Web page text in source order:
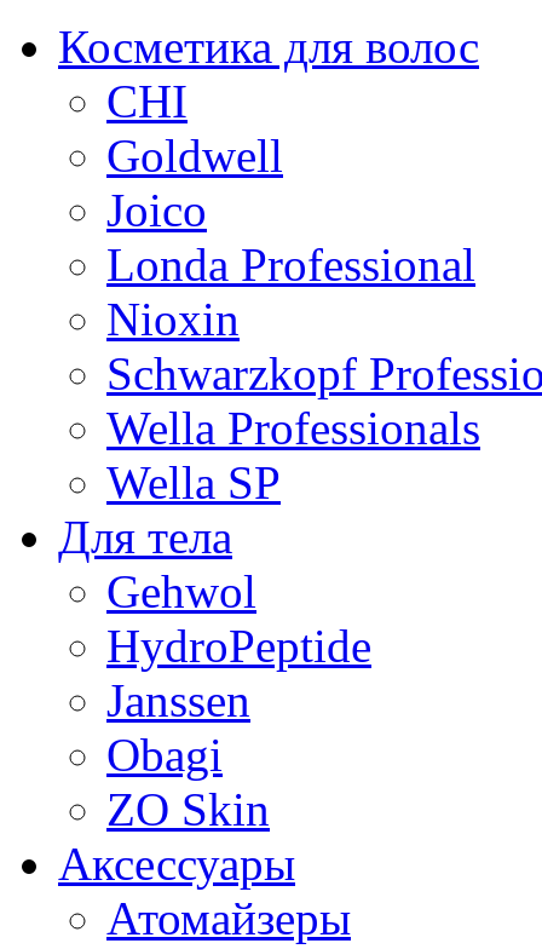
Косметика для волос
CHI
Goldwell
Joico
Londa Professional
Nioxin
Schwarzkopf
Wella Professionals
Wella SP
Для тела
Gehwol
HydroPeptide
Janssen
Obagi
ZO Skin
Aксессуары
Атомайзеры